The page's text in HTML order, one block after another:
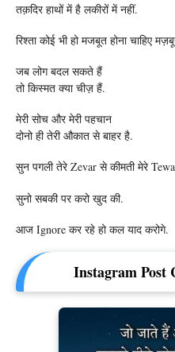
तक़दिर हाथों में है लकीरों में नहीं.
रिश्ता कोई भी हो मजबूत होना चाहिए
जब लोग बदल सकते हैं
तो किस्मत क्या चीज़ हैं.
मेरी सोच और मेरी पहचान
दोनो ही तेरी औकात से बाहर है.
सुन पगली तेरे Zevar से कीमती मेरे
सुनो सबकी पर करो खुद की.
आज Ignore कर रहे हो कल याद करोगे.
Instagram Post